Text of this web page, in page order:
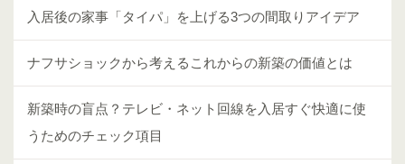
入居後の家事「タイパ」を上げる3つの間取りアイデア
ナフサショックから考えるこれからの新築の価値とは
新築時の盲点？テレビ・ネット回線を入居すぐ快適に使
うためのチェック項目